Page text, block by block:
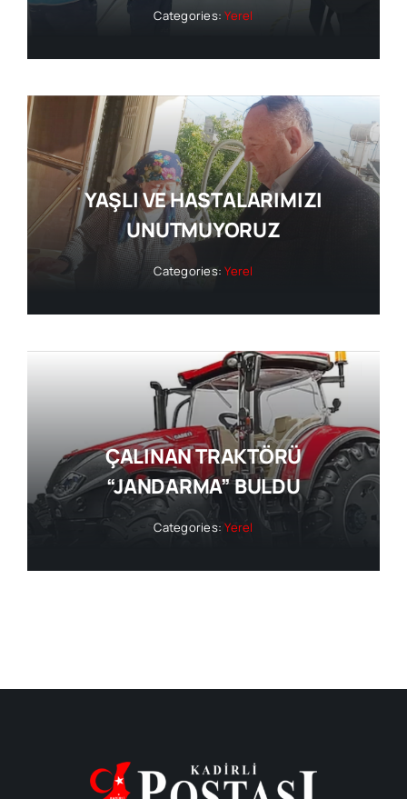
Categories:Yerel
YAŞLI VE HASTALARIMIZI
UNUTMUYORUZ
Categories:Yerel
ÇALINAN TRAKTÖRÜ
“JANDARMA” BULDU
Categories:Yerel